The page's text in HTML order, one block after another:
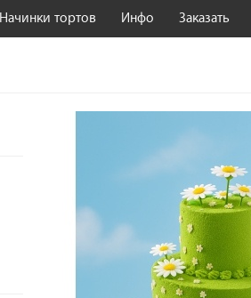
Начинки тортов Инфо Заказать